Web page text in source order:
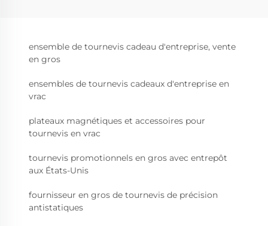
ensemble de tournevis cadeau d'entreprise, vente
en gros
ensembles de tournevis cadeaux d'entreprise en
vrac
plateaux magnétiques et accessoires pour
tournevis en vrac
tournevis promotionnels en gros avec entrepôt
aux États-Unis
fournisseur en gros de tournevis de précision
antistatiques